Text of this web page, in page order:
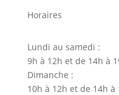
Horaires
Lundi au samedi :
9h à 12h et de 14h à
Dimanche :
10h à 12h et de 14h à